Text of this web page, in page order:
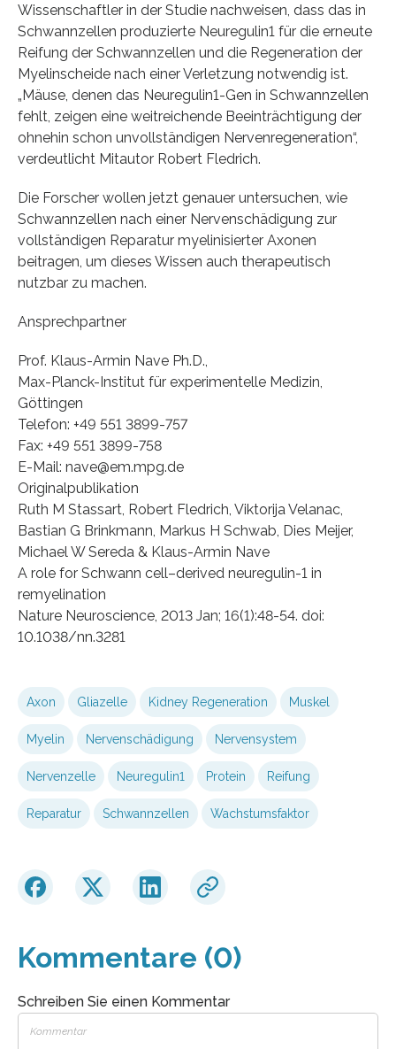
Wissenschaftler in der Studie nachweisen, dass das in
Schwannzellen produzierte Neuregulin1 für die erneute
Reifung der Schwannzellen und die Regeneration der
Myelinscheide nach einer Verletzung notwendig ist.
„Mäuse, denen das Neuregulin1-Gen in Schwannzellen
fehlt, zeigen eine weitreichende Beeinträchtigung der
ohnehin schon unvollständigen Nervenregeneration“,
verdeutlicht Mitautor Robert Fledrich.
Die Forscher wollen jetzt genauer untersuchen, wie
Schwannzellen nach einer Nervenschädigung zur
vollständigen Reparatur myelinisierter Axonen
beitragen, um dieses Wissen auch therapeutisch
nutzbar zu machen.
Ansprechpartner
Prof. Klaus-Armin Nave Ph.D.,
Max-Planck-Institut für experimentelle Medizin,
Göttingen
Telefon: +49 551 3899-757
Fax: +49 551 3899-758
E-Mail: nave@­em.mpg.de
Originalpublikation
Ruth M Stassart, Robert Fledrich, Viktorija Velanac,
Bastian G Brinkmann, Markus H Schwab, Dies Meijer,
Michael W Sereda & Klaus-Armin Nave
A role for Schwann cell–derived neuregulin-1 in
remyelination
Nature Neuroscience, 2013 Jan; 16(1):48-54. doi:
10.1038/nn.3281
Axon Gliazelle Kidney Regeneration Muskel
Myelin Nervenschädigung Nervensystem
Nervenzelle Neuregulin1 Protein Reifung
Reparatur Schwannzellen Wachstumsfaktor
Kommentare (0)
Schreiben Sie einen Kommentar